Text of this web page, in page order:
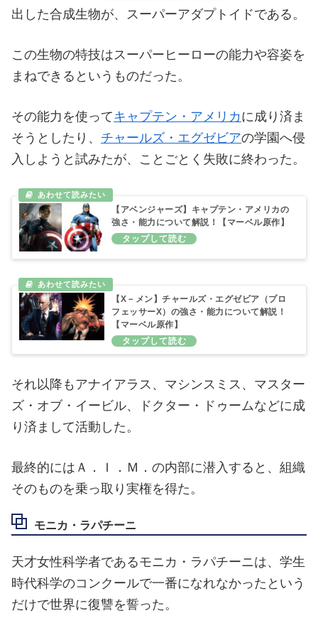
出した合成生物が、スーパーアダプトイドである。
この生物の特技はスーパーヒーローの能力や容姿を
まねできるというものだった。
その能力を使ってキャプテン・アメリカに成り済ま
そうとしたり、 チャールズ・エグゼビアの学園へ侵
入しようと試みたが、ことごとく失敗に終わった。
【アベンジャーズ】キャプテン・アメリカの
強さ・能力について解説！【マーベル原作】
【X－メン】チャールズ・エグゼビア（プロ
フェッサーX）の強さ・能力について解説！
【マーベル原作】
それ以降もアナイアラス、マシンスミス、マスター
ズ・オブ・イービル、ドクター・ドゥームなどに成
り済まして活動した。
最終的にはＡ．Ｉ．Ｍ．の内部に潜入すると、組織
そのものを乗っ取り実権を得た。
モニカ・ラパチーニ
天才女性科学者であるモニカ・ラパチーニは、学生
時代科学のコンクールで一番になれなかったという
だけで世界に復讐を誓った。